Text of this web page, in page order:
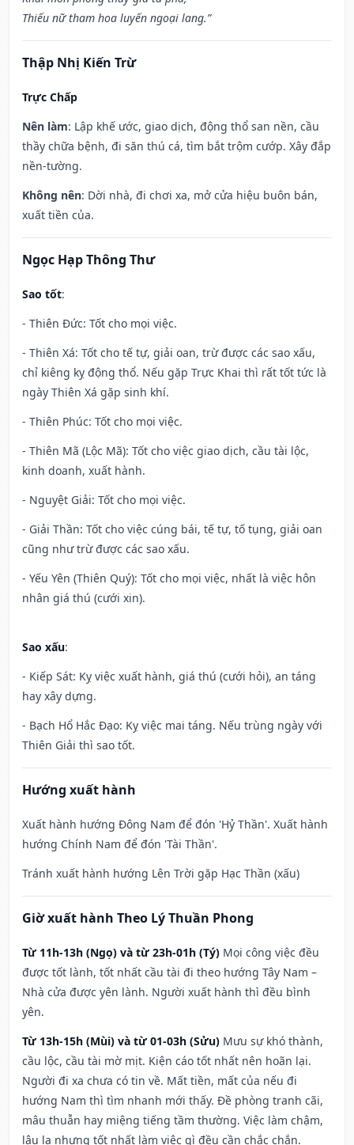
Thiếu nữ tham hoa luyến ngoại lang.”
Thập Nhị Kiến Trừ
Trực Chấp
Nên làm: Lập khế ước, giao dịch, động thổ san nền, cầu
thầy chữa bệnh, đi săn thú cá, tìm bắt trộm cướp. Xây đắp
nền-tường.
Không nên: Dời nhà, đi chơi xa, mở cửa hiệu buôn bán,
xuất tiền của.
Ngọc Hạp Thông Thư
Sao tốt:
- Thiên Đức: Tốt cho mọi việc.
- Thiên Xá: Tốt cho tế tự, giải oan, trừ được các sao xấu,
chỉ kiêng kỵ động thổ. Nếu gặp Trực Khai thì rất tốt tức là
ngày Thiên Xá gặp sinh khí.
- Thiên Phúc: Tốt cho mọi việc.
- Thiên Mã (Lộc Mã): Tốt cho việc giao dịch, cầu tài lộc,
kinh doanh, xuất hành.
- Nguyệt Giải: Tốt cho mọi việc.
- Giải Thần: Tốt cho việc cúng bái, tế tự, tố tụng, giải oan
cũng như trừ được các sao xấu.
- Yếu Yên (Thiên Quý): Tốt cho mọi việc, nhất là việc hôn
nhân giá thú (cưới xin).
Sao xấu:
- Kiếp Sát: Kỵ việc xuất hành, giá thú (cưới hỏi), an táng
hay xây dựng.
- Bạch Hổ Hắc Đạo: Kỵ việc mai táng. Nếu trùng ngày với
Thiên Giải thì sao tốt.
Hướng xuất hành
Xuất hành hướng Đông Nam để đón 'Hỷ Thần'. Xuất hành
hướng Chính Nam để đón 'Tài Thần'.
Tránh xuất hành hướng Lên Trời gặp Hạc Thần (xấu)
Giờ xuất hành Theo Lý Thuần Phong
Từ 11h-13h (Ngọ) và từ 23h-01h (Tý) Mọi công việc đều
được tốt lành, tốt nhất cầu tài đi theo hướng Tây Nam –
Nhà cửa được yên lành. Người xuất hành thì đều bình
yên.
Từ 13h-15h (Mùi) và từ 01-03h (Sửu) Mưu sự khó thành,
cầu lộc, cầu tài mờ mịt. Kiện cáo tốt nhất nên hoãn lại.
Người đi xa chưa có tin về. Mất tiền, mất của nếu đi
hướng Nam thì tìm nhanh mới thấy. Đề phòng tranh cãi,
mâu thuẫn hay miệng tiếng tầm thường. Việc làm chậm,
lâu la nhưng tốt nhất làm việc gì đều cần chắc chắn.